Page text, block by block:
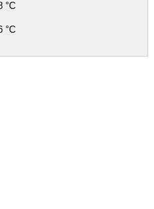
°C
°C